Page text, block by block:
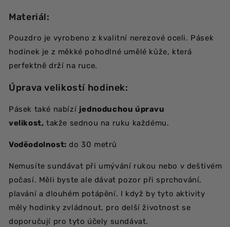
Materiál:
Pouzdro je vyrobeno z kvalitní nerezové oceli. Pásek
hodinek je z měkké pohodlné umělé kůže, která
perfektně drží na ruce.
Úprava velikostí hodinek:
Pásek také nabízí jednoduchou úpravu
velikost, takže sednou na ruku každému.
Voděodolnost: do 30 metrů
Nemusíte sundávat při umývání rukou nebo v deštivém
počasí. Měli byste ale dávat pozor při sprchování,
plavání a dlouhém potápění. I když by tyto aktivity
měly hodinky zvládnout, pro delší životnost se
doporučují pro tyto účely sundávat.